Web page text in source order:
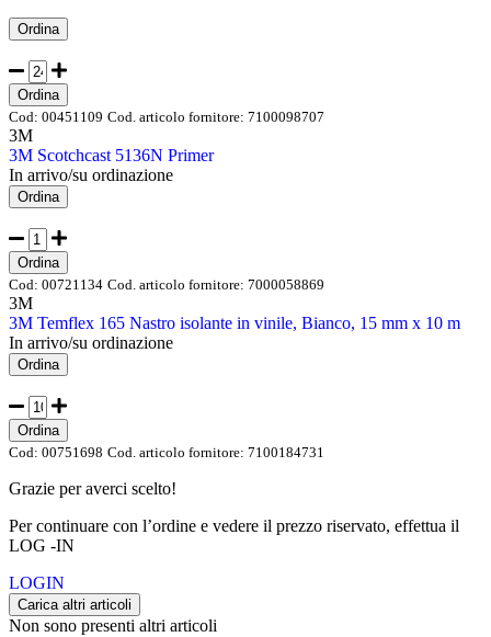
Ordina
Ordina
Cod: 00451109 Cod. articolo fornitore: 7100098707
3M
3M Scotchcast 5136N Primer
In arrivo/su ordinazione
Ordina
Ordina
Cod: 00721134 Cod. articolo fornitore: 7000058869
3M
3M Temflex 165 Nastro isolante in vinile, Bianco, 15 mm x 10 m
In arrivo/su ordinazione
Ordina
Ordina
Cod: 00751698 Cod. articolo fornitore: 7100184731
Grazie per averci scelto!
Per continuare con l’ordine e vedere il prezzo riservato, effettua il
LOG -IN
LOGIN
Carica altri articoli
Non sono presenti altri articoli